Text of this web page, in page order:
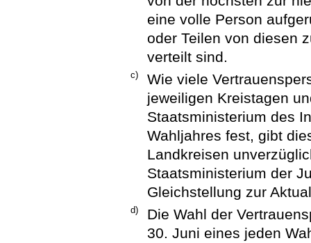
eine volle Person
oder Teilen von diesen
verteilt sind.
c)
Wie viele
jeweiligen Kreistagen
Staatsministerium des
Wahljahres fest, gibt
Landkreisen
Staatsministerium der
Gleichstellung zur
d)
Die Wahl der
30. Juni eines jeden